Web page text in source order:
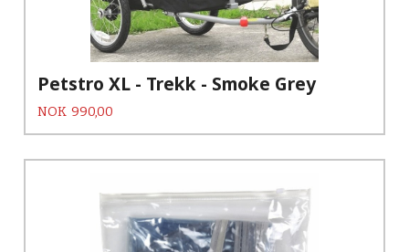
Petstro XL - Trekk - Smoke Grey
Pris
NOK 990,00